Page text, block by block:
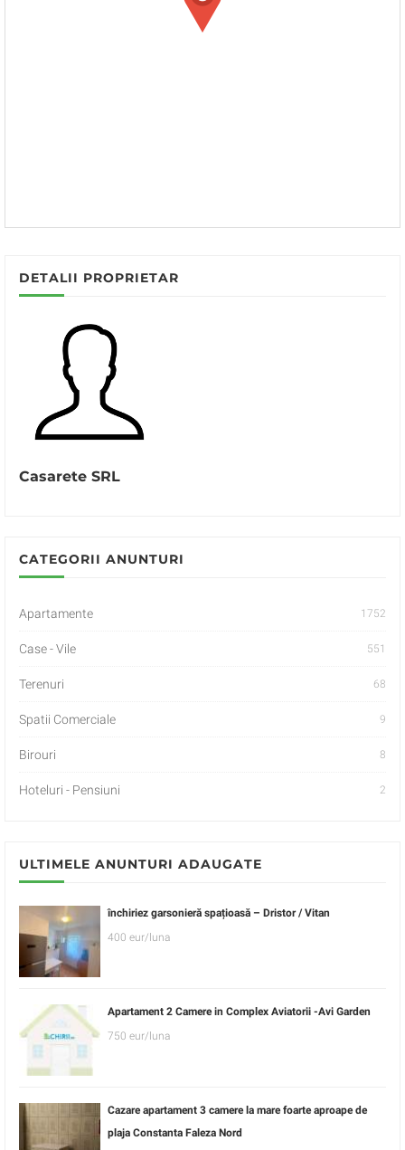
DETALII PROPRIETAR
Casarete SRL
CATEGORII ANUNTURI
Apartamente 1752
Case - Vile 551
Terenuri 68
Spatii Comerciale 9
Birouri 8
Hoteluri - Pensiuni 2
ULTIMELE ANUNTURI ADAUGATE
închiriez garsonieră spațioasă – Dristor / Vitan
400 eur/luna
Apartament 2 Camere in Complex Aviatorii -Avi Garden
750 eur/luna
Cazare apartament 3 camere la mare foarte aproape de
plaja Constanta Faleza Nord